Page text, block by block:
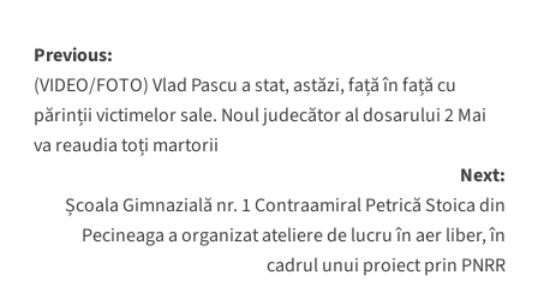
Post
navigation
Previous:
(VIDEO/FOTO) Vlad Pascu a stat, astăzi, față în față cu
părinții victimelor sale. Noul judecător al dosarului 2 Mai
va reaudia toți martorii
Next:
Școala Gimnazială nr. 1 Contraamiral Petrică Stoica din
Pecineaga a organizat ateliere de lucru în aer liber, în
cadrul unui proiect prin PNRR